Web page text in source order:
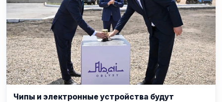
Чипы и электронные устройства будут